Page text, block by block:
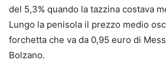
del 5,3% quando la tazzina costava
Lungo la penisola il prezzo medio
forchetta che va da 0,95 euro di
Bolzano.